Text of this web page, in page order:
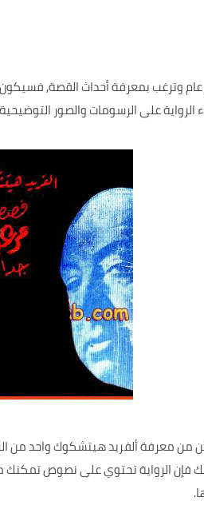
وترغب بمعرفة أحداث القصة,
الرواية على الرسومات والصور
معرفة ألفريد هيتشكوك واحد من
فإن الرواية تحتوي على نصوص